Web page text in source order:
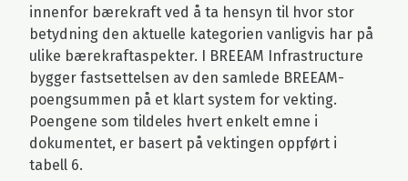
innenfor bærekraft ved å ta hensyn til hvor stor
betydning den aktuelle kategorien vanligvis har på
ulike bærekraftaspekter. I BREEAM Infrastructure
bygger fastsettelsen av den samlede BREEAM-
poengsummen på et klart system for vekting.
Poengene som tildeles hvert enkelt emne i
dokumentet, er basert på vektingen oppført i
tabell 6.